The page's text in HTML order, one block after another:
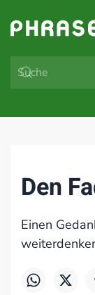
Zum
Den
Einen